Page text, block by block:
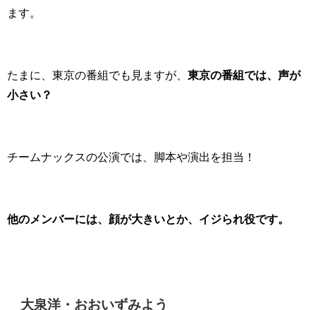
ます。
たまに、東京の番組でも見ますが、 東京の番組では、声が
小さい？
チームナックスの公演では、脚本や演出を担当！
他のメンバーには、顔が大きいとか、イジられ役です。
大泉洋・おおいずみよう